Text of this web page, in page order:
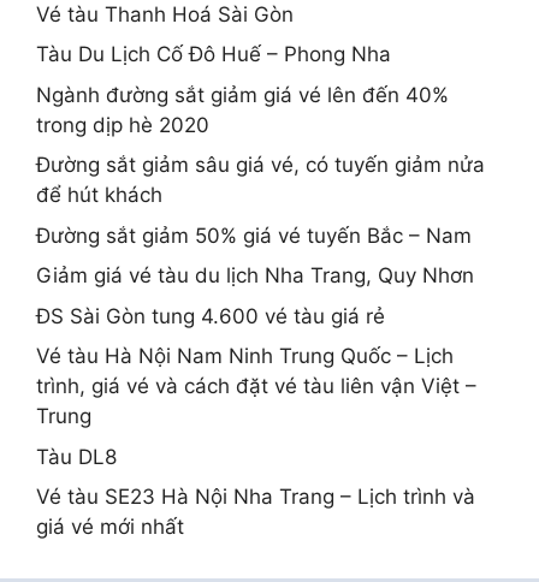
Vé tàu Thanh Hoá Sài Gòn
Tàu Du Lịch Cố Đô Huế – Phong Nha
Ngành đường sắt giảm giá vé lên đến 40%
trong dịp hè 2020
Đường sắt giảm sâu giá vé, có tuyến giảm nửa
để hút khách
Đường sắt giảm 50% giá vé tuyến Bắc – Nam
Giảm giá vé tàu du lịch Nha Trang, Quy Nhơn
ĐS Sài Gòn tung 4.600 vé tàu giá rẻ
Vé tàu Hà Nội Nam Ninh Trung Quốc – Lịch
trình, giá vé và cách đặt vé tàu liên vận Việt –
Trung
Tàu DL8
Vé tàu SE23 Hà Nội Nha Trang – Lịch trình và
giá vé mới nhất